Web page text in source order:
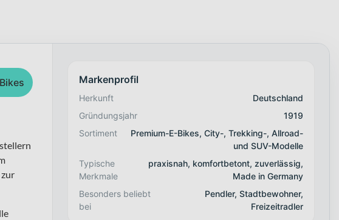
Markenprofil
Herkunft
Deutschland
Gründungsjahr
1919
Sortiment
Premium-E-Bikes, City-, Trekking-, Allroad-
und SUV-Modelle
Typische
Merkmale
praxisnah, komfortbetont, zuverlässig,
Made in Germany
Besonders beliebt
bei
Pendler, Stadtbewohner,
Freizeitradler